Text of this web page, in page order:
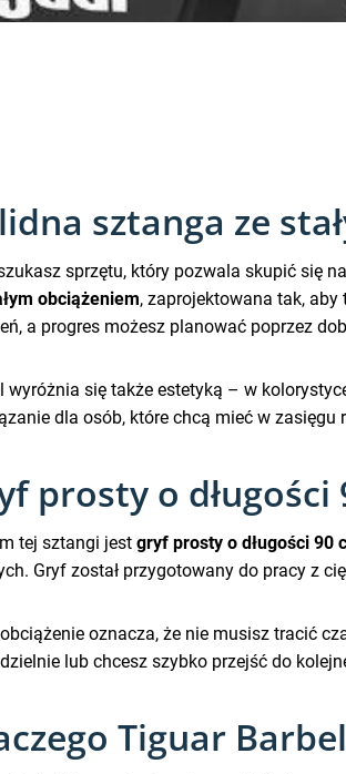
sztanga ze
sprzętu, który pozwala skupić się
obciążeniem, zaprojektowana tak,
a progres możesz planować poprzez
wyróżnia się także estetyką – w
dla osób, które chcą mieć w
prosty o
tej sztangi jest gryf prosty o długości 90
Gryf został przygotowany do pracy z
obciążenie oznacza, że nie musisz tracić
lub chcesz szybko przejść do
Tiguar